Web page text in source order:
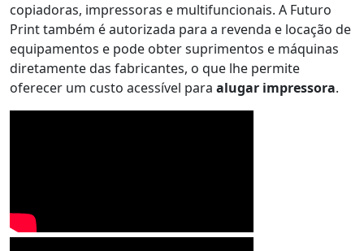
copiadoras, impressoras e multifuncionais. A Futuro
Print também é autorizada para a revenda e locação de
equipamentos e pode obter suprimentos e máquinas
diretamente das fabricantes, o que lhe permite
oferecer um custo acessível para alugar impressora.